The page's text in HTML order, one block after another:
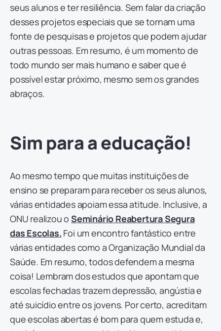
seus alunos e ter resiliência. Sem falar da criação
desses projetos especiais que se tornam uma
fonte de pesquisas e projetos que podem ajudar
outras pessoas. Em resumo, é um momento de
todo mundo ser mais humano e saber que é
possível estar próximo, mesmo sem os grandes
abraços.
Sim para a educação!
Ao mesmo tempo que muitas instituições de
ensino se preparam para receber os seus alunos,
várias entidades apoiam essa atitude. Inclusive, a
ONU realizou oSeminário Reabertura Segura
das Escolas. Foi um encontro fantástico entre
várias entidades como a Organização Mundial da
Saúde. Em resumo, todos defendem a mesma
coisa! Lembram dos estudos que apontam que
escolas fechadas trazem depressão, angústia e
até suicídio entre os jovens. Por certo, acreditam
que escolas abertas é bom para quem estuda e,